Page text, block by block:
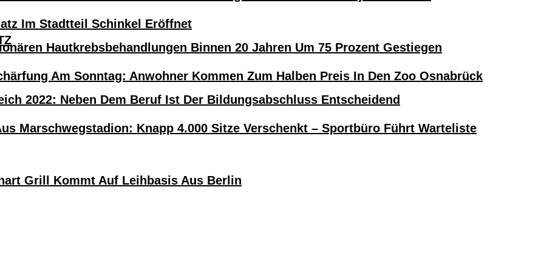
Hautkrebsbehandlungen Binnen 20 Jahren Um 75 Prozent Gestiegen
2022: Neben Dem Beruf Ist Der Bildungsabschluss Entscheidend
Im Stadtteil Schinkel Eröffnet
Am Sonntag: Anwohner Kommen Zum Halben Preis In Den Zoo Osnabrück
Marschwegstadion: Knapp 4.000 Sitze Verschenkt – Sportbüro Führt Warteliste
Grill Kommt Auf Leihbasis Aus Berlin